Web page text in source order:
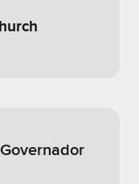
Governador